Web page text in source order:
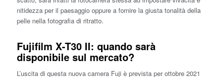
nitidezza per il paesaggio oppure a fornire la giusta tonalità della
pelle nella fotografia di ritratto.
Fujifilm X-T30 II: quando sarà
disponibile sul mercato?
L’uscita di questa nuova camera Fuji è prevista per ottobre 2021